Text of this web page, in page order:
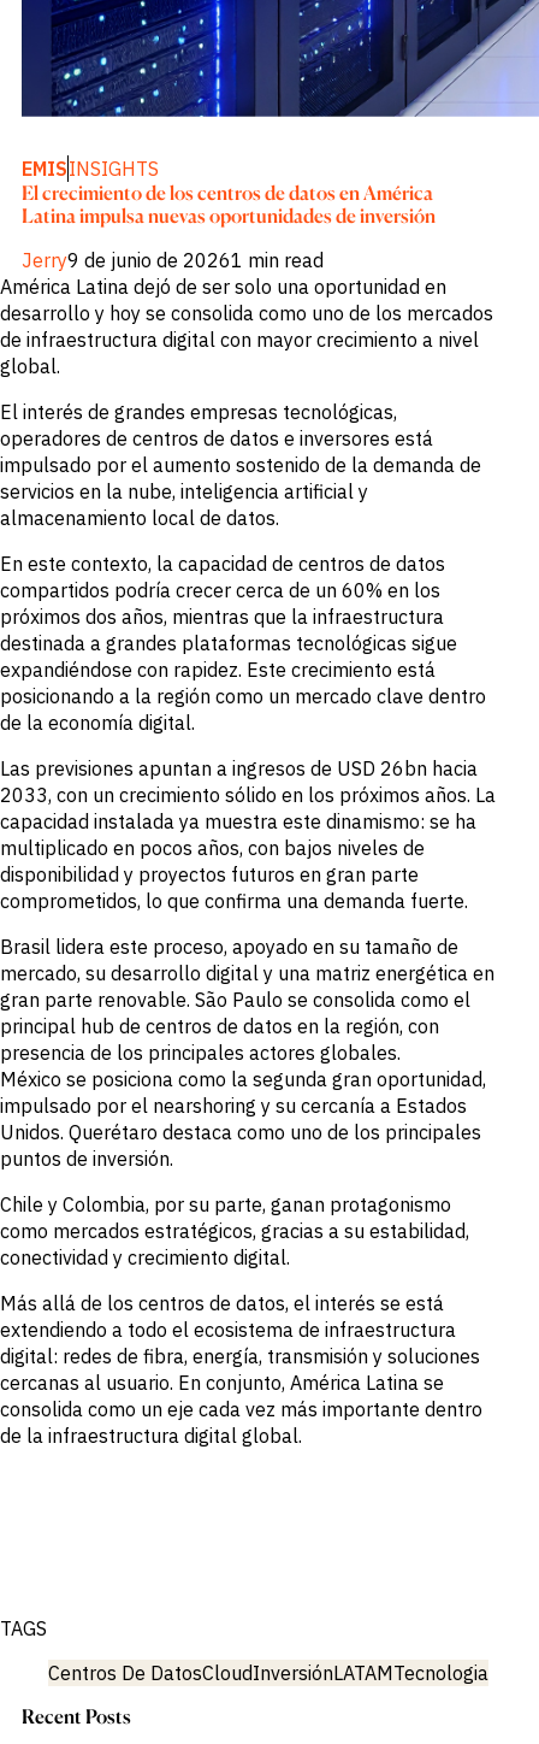
Banca de
Inversión y
Comercial
Buyside
Servicios
profesionales
Gobierno
Academia
CHALLENGE
Identifica
tendencias
macro
Información
sectorial
Fortalece tu
estrategia de
portafolio
Decisiones de
crédito más
Oportunidades
de Crédito y
M&A
Acelera tu
investigación
Detecta
Oportunidades
Oportunamente
Customer
Success
El crecimiento de los centros de datos en América
Latina impulsa nuevas oportunidades de inversión
EMISINSIGHTS
Jerry9 de junio de 20261 min read
América Latina dejó de ser solo una oportunidad en
desarrollo y hoy se consolida como uno de los mercados
de infraestructura digital con mayor crecimiento a nivel
global.
El interés de grandes empresas tecnológicas,
operadores de centros de datos e inversores está
impulsado por el aumento sostenido de la demanda de
servicios en la nube, inteligencia artificial y
almacenamiento local de datos.
En este contexto, la capacidad de centros de datos
compartidos podría crecer cerca de un 60% en los
próximos dos años, mientras que la infraestructura
destinada a grandes plataformas tecnológicas sigue
expandiéndose con rapidez. Este crecimiento está
posicionando a la región como un mercado clave dentro
de la economía digital.
Las previsiones apuntan a ingresos de USD 26bn hacia
2033, con un crecimiento sólido en los próximos años. La
capacidad instalada ya muestra este dinamismo: se ha
multiplicado en pocos años, con bajos niveles de
disponibilidad y proyectos futuros en gran parte
comprometidos, lo que confirma una demanda fuerte.
Brasil lidera este proceso, apoyado en su tamaño de
mercado, su desarrollo digital y una matriz energética en
gran parte renovable. São Paulo se consolida como el
principal hub de centros de datos en la región, con
presencia de los principales actores globales.
México se posiciona como la segunda gran oportunidad,
impulsado por el nearshoring y su cercanía a Estados
Unidos. Querétaro destaca como uno de los principales
puntos de inversión.
Chile y Colombia, por su parte, ganan protagonismo
como mercados estratégicos, gracias a su estabilidad,
conectividad y crecimiento digital.
Más allá de los centros de datos, el interés se está
extendiendo a todo el ecosistema de infraestructura
digital: redes de fibra, energía, transmisión y soluciones
cercanas al usuario. En conjunto, América Latina se
consolida como un eje cada vez más importante dentro
de la infraestructura digital global.
TAGS
Centros De DatosCloudInversiónLATAMTecnologia
Recent Posts